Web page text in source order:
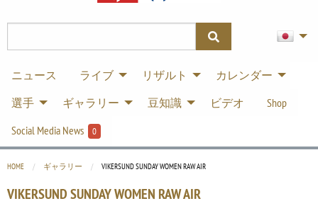
ニュース ライブ リザルト
カレンダー
選手
ギャラリー 豆知識 ビデオ
Shop
Social Media News
0
HOME ギャラリー CURRENT:
VIKERSUND SUNDAY WOMEN RAW AIR
VIKERSUND SUNDAY WOMEN RAW AIR